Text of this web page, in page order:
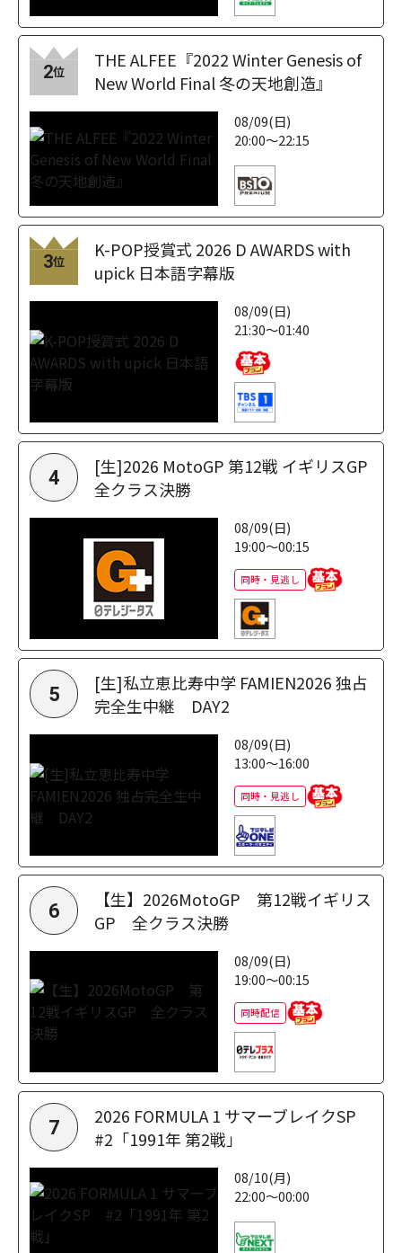
2位
THE ALFEE『2022 Winter Genesis of
New World Final 冬の天地創造』
08/09(日)
20:00～22:15
3位
K-POP授賞式 2026 D AWARDS with
upick 日本語字幕版
08/09(日)
21:30～01:40
4
[生]2026 MotoGP 第12戦 イギリスGP
全クラス決勝
08/09(日)
19:00～00:15
同時・見逃し
5
[生]私立恵比寿中学 FAMIEN2026 独占
完全生中継 DAY2
08/09(日)
13:00～16:00
同時・見逃し
6
【生】2026MotoGP 第12戦イギリス
GP 全クラス決勝
08/09(日)
19:00～00:15
同時配信
7
2026 FORMULA 1 サマーブレイクSP
#2「1991年 第2戦」
08/10(月)
22:00～00:00